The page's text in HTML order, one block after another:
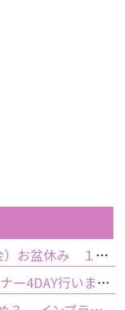
8月１１日（祝）ー１４日（金）お盆休み １５日土曜日から診療しております
2025インプラント歯周病セミナー4DAY行いました